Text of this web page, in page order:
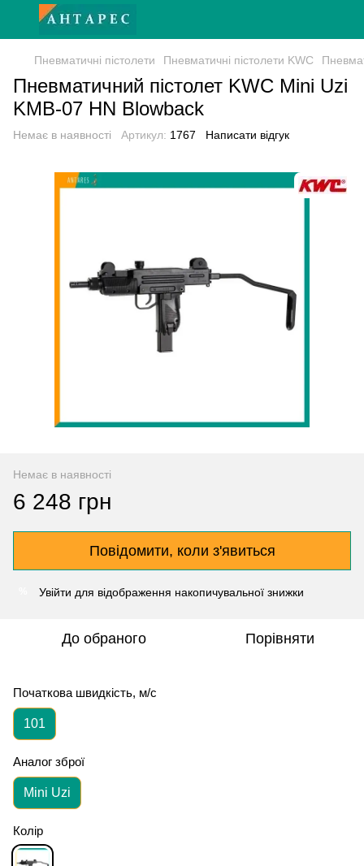
Пневматичні пістолети Пневматичні пістолети KWC
Пневматичний пістолет KWC Mini Uzi
KMB-07 HN Blowback
Немає в наявності Артикул: 1767 Написати відгук
Немає в наявності
6 248 грн
Повідомити, коли з'явиться
Увійти для відображення накопичувальної знижки
До обраного Порівняти
Початкова швидкість, м/с
101
Аналог зброї
Mini Uzi
Колір